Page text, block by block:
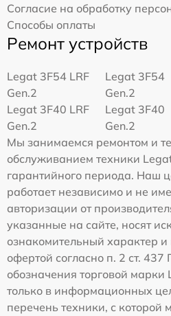
Согласие на обработку
Способы оплаты
Ремонт устройств
Legat 3F54 LRF
Gen.2
Legat 3F54
Gen.2
Legat 3F40 LRF
Gen.2
Legat 3F40
Gen.2
Мы занимаемся ремонтом и
обслуживанием техники
гарантийного периода. Наш
работает независимо и не
авторизации от
указанные на сайте, носят
ознакомительный характер
офертой согласно п. 2 ст.
обозначения торговой
только в информационных
перечень техники, с